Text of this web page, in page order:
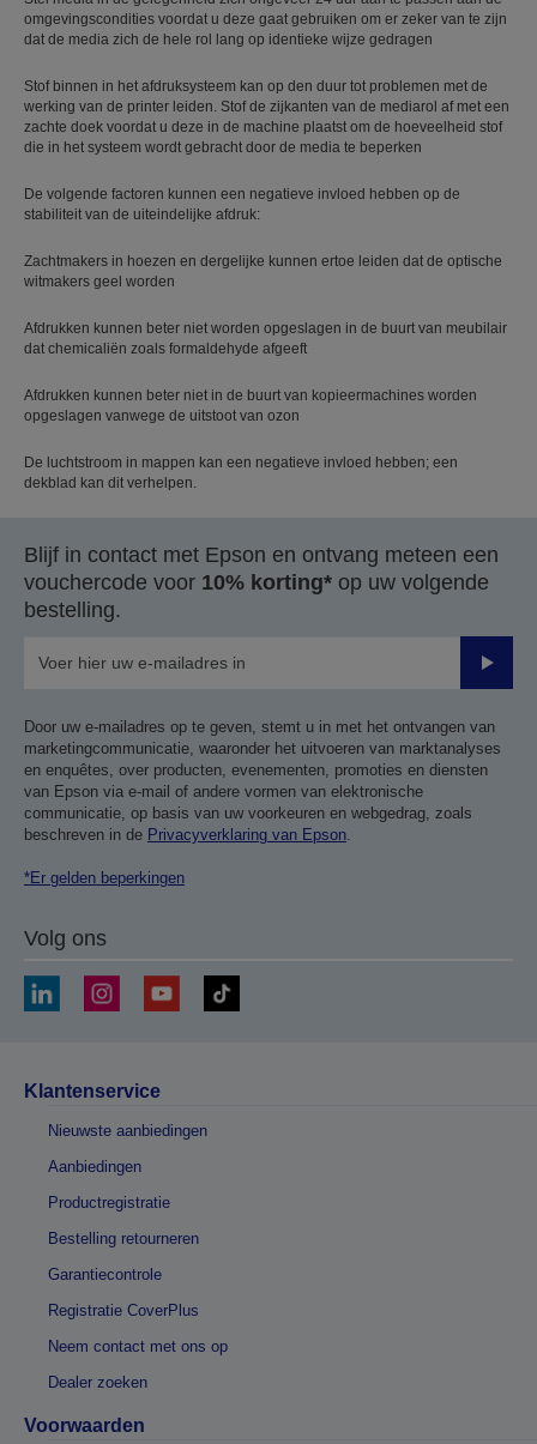
omgevingscondities voordat u deze gaat gebruiken om er zeker van te zijn
dat de media zich de hele rol lang op identieke wijze gedragen
Stof binnen in het afdruksysteem kan op den duur tot problemen met de
werking van de printer leiden. Stof de zijkanten van de mediarol af met een
zachte doek voordat u deze in de machine plaatst om de hoeveelheid stof
die in het systeem wordt gebracht door de media te beperken
De volgende factoren kunnen een negatieve invloed hebben op de
stabiliteit van de uiteindelijke afdruk:
Zachtmakers in hoezen en dergelijke kunnen ertoe leiden dat de optische
witmakers geel worden
Afdrukken kunnen beter niet worden opgeslagen in de buurt van meubilair
dat chemicaliën zoals formaldehyde afgeeft
Afdrukken kunnen beter niet in de buurt van kopieermachines worden
opgeslagen vanwege de uitstoot van ozon
De luchtstroom in mappen kan een negatieve invloed hebben; een
dekblad kan dit verhelpen.
Blijf in contact met Epson en ontvang meteen een
vouchercode voor 10% korting* op uw volgende
bestelling.
Door uw e-mailadres op te geven, stemt u in met het ontvangen van
marketingcommunicatie, waaronder het uitvoeren van marktanalyses
en enquêtes, over producten, evenementen, promoties en diensten
van Epson via e-mail of andere vormen van elektronische
communicatie, op basis van uw voorkeuren en webgedrag, zoals
beschreven in de Privacyverklaring van Epson.
*Er gelden beperkingen
Volg ons
Klantenservice
Nieuwste aanbiedingen
Aanbiedingen
Productregistratie
Bestelling retourneren
Garantiecontrole
Registratie CoverPlus
Neem contact met ons op
Dealer zoeken
Voorwaarden